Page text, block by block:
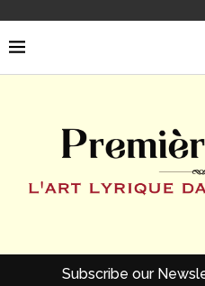
Subscribe our